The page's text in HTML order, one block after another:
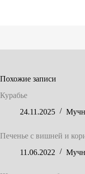
Похожие записи
Курабье
24.11.2025
Печенье с вишней и
11.06.2022